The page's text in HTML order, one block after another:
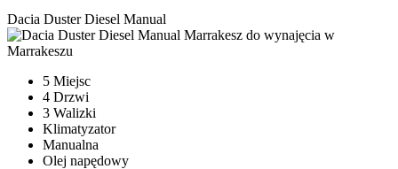
Dacia Duster Diesel Manual
5 Miejsc
4 Drzwi
3 Walizki
Klimatyzator
Manualna
Olej napędowy